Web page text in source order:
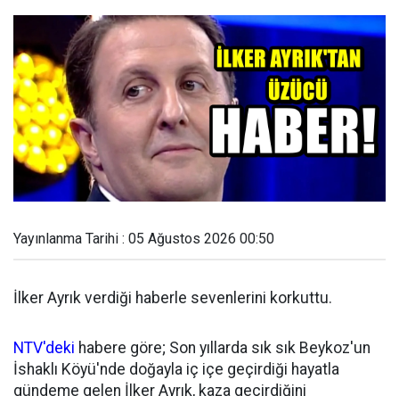
Yayınlanma Tarihi : 05 Ağustos 2026 00:50
İlker Ayrık verdiği haberle sevenlerini korkuttu.
NTV'deki habere göre; Son yıllarda sık sık Beykoz'un
İshaklı Köyü'nde doğayla iç içe geçirdiği hayatla
gündeme gelen İlker Ayrık, kaza geçirdiğini